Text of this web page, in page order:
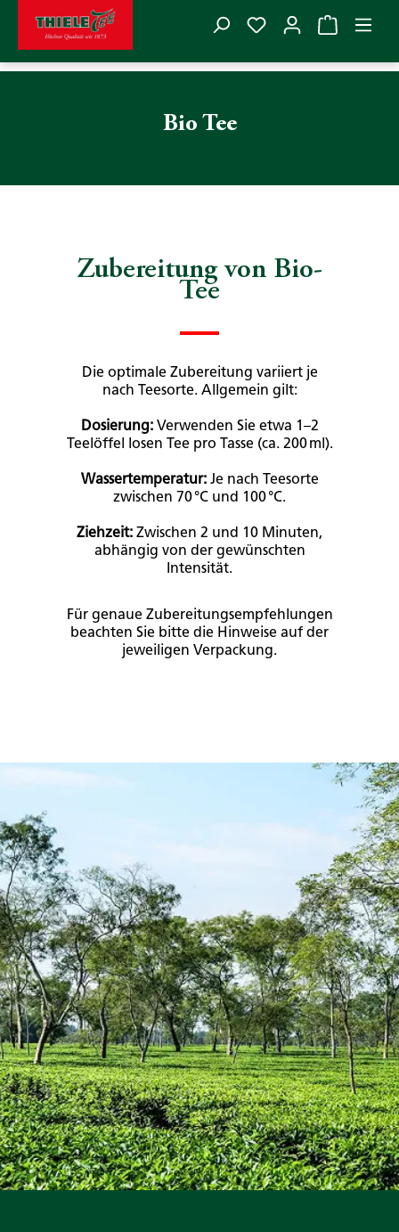
Zum Hauptinhalt springen Du hast 0
Bio Tee
Zubereitung von Bio-
Tee
Die optimale Zubereitung variiert je
nach Teesorte. Allgemein gilt:​
Dosierung: Verwenden Sie etwa 1–2
Teelöffel losen Tee pro Tasse (ca. 200 ml).​
Wassertemperatur:Je nach Teesorte
zwischen 70 °C und 100 °C.
Ziehzeit: Zwischen 2 und 10 Minuten,
abhängig von der gewünschten
Intensität.​
Für genaue Zubereitungsempfehlungen
beachten Sie bitte die Hinweise auf der
jeweiligen Verpackung.​